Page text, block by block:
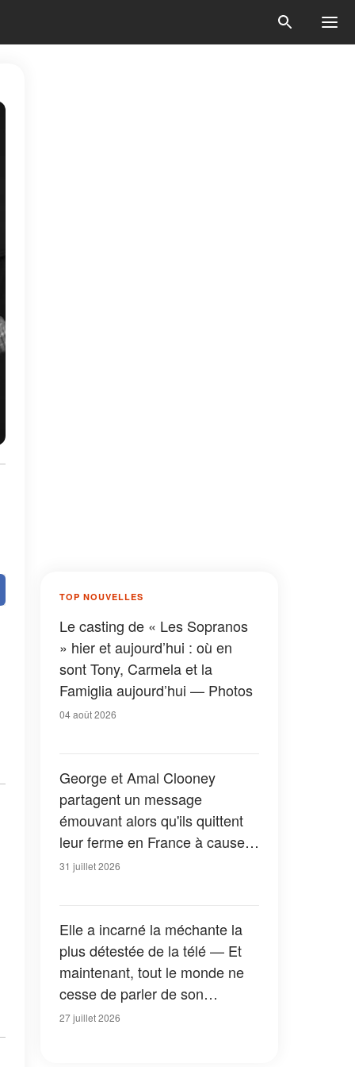
TOP NOUVELLES
Le casting de « Les Sopranos
» hier et aujourd’hui : où en
sont Tony, Carmela et la
Famiglia aujourd’hui — Photos
04 août 2026
George et Amal Clooney
partagent un message
émouvant alors qu'ils quittent
leur ferme en France à cause
des feux de forêt — Tous les
31 juillet 2026
Elle a incarné la méchante la
plus détestée de la télé — Et
maintenant, tout le monde ne
cesse de parler de son
apparition dans la nouvelle
27 juillet 2026